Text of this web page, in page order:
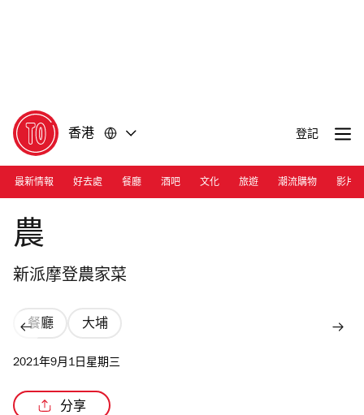
香港 登記
最新情報 好去處 餐廳 酒吧 文化 旅遊 潮流購物 影片
Photograph: Courtesy Farm Restaurant
農
新派摩登農家菜
餐廳 大埔
2021年9月1日星期三
分享